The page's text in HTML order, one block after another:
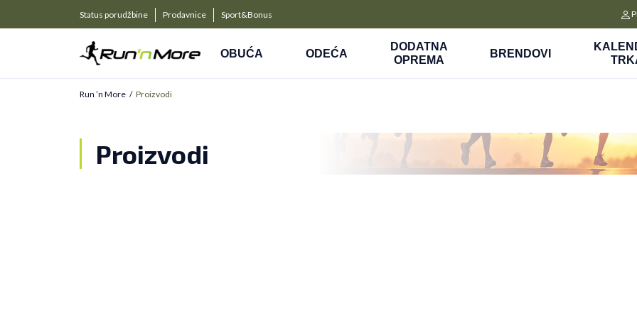
Status porudžbine Prodavnice Sport&Bonus
PLAĆANJE NA RATE
Kreditnim karticama BANCA INTESA platite na 9 rata
OBUĆA ODEĆA
DODATNA
OPREMA
BRENDOVI
Run ’n More Proizvodi
Proizvodi